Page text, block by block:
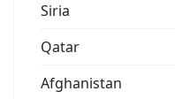
Siria
Qatar
Afghanistan